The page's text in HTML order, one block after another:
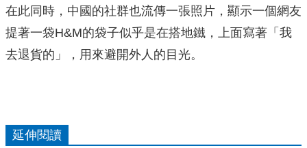
在此同時，中國的社群也流傳一張照片，顯示一個網友
提著一袋H&M的袋子似乎是在搭地鐵，上面寫著「我
去退貨的」，用來避開外人的目光。
延伸閱讀